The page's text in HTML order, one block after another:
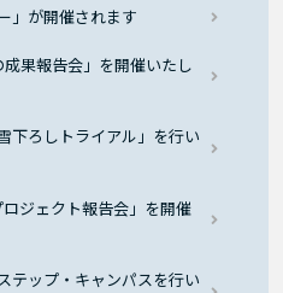
」が開催されます
成果報告会」を開催いたし
下ろしトライアル」を行い
ジェクト報告会」を開催
テップ・キャンパスを行い